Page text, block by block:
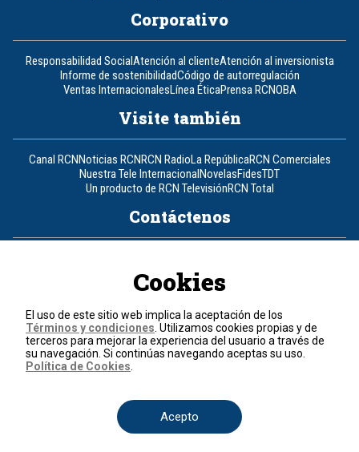
Corporativo
Responsabilidad SocialAtención al clienteAtención al inversionista
Informe de sostenibilidadCódigo de autorregulación
Ventas InternacionalesLínea ÉticaPrensa RCNOBA
Visite también
Canal RCNNoticias RCNRCN RadioLa RepúblicaRCN Comerciales
Nuestra Tele InternacionalNovelasFidesTDT
Un producto de RCN TelevisiónRCN Total
Contáctenos
Política de cookies
Términos y condiciones
© 2026, RCN Medios.
Todos los derechos reservados.
Cookies
El uso de este sitio web implica la aceptación de los
Términos y condiciones . Utilizamos cookies propias y de
terceros para mejorar la experiencia del usuario a través de
su navegación. Si continúas navegando aceptas su uso.
Política de Cookies
Acepto